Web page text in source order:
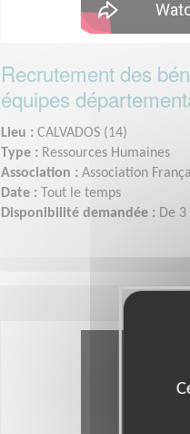
Recrutement des
équipes
Lieu : CALVADOS (14)
Type : Ressources Humaines
Association : Association
Date :
Tout le temps
Disponibilité demandée : De